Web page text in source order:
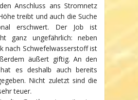
Anschluss ans Stromnetz
treibt und auch die Suche
erschwert. Der Job ist
ganz ungefährlich: neben
nach Schwefelwasserstoff ist
äußert giftig. An den
es deshalb auch bereits
Nicht zuletzt sind die
teuer.